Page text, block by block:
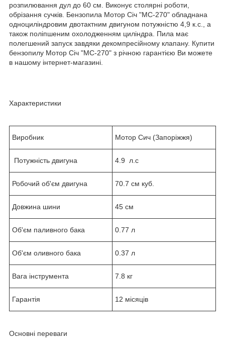
розпилювання дул до 60 см. Виконує столярні роботи,
обрізання сучків. Бензопила Мотор Січ "МС-270" обладнана
одноциліндровим двотактним двигуном потужністю 4,9 к.с., а
також поліпшеним охолодженням циліндра. Пила має
полегшений запуск завдяки декомпресійному клапану. Купити
бензопилу Мотор Січ "МС-270" з річною гарантією Ви можете
в нашому інтернет-магазині.
Характеристики
Виробник Мотор Сич (Запоріжжя)
Потужність двигуна 4.9 л.с
Робочий об'єм двигуна 70.7 см куб.
Довжина шини 45 см
Об'єм паливного бака 0.77 л
Об'єм оливного бака 0.37 л
Вага інструмента 7.8 кг
Гарантія 12 місяців
Основні переваги